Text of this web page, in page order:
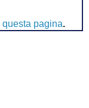
questa pagina.